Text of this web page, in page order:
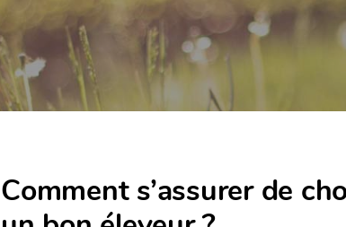
Comment s’assurer de